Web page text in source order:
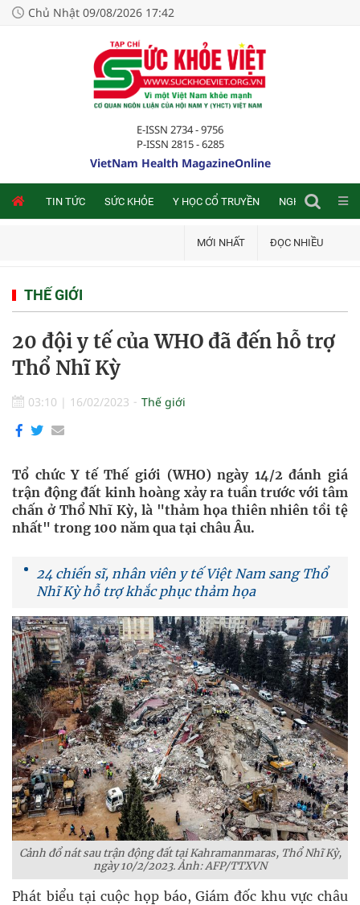
Chủ Nhật 09/08/2026 17:42
E-ISSN 2734 - 9756
P-ISSN 2815 - 6285
VietNam Health MagazineOnline
TIN TỨC SỨC KHỎE Y HỌC CỔ TRUYỀN NGHIÊN CỨU
MỚI NHẤT ĐỌC NHIỀU
THẾ GIỚI
20 đội y tế của WHO đã đến hỗ trợ
Thổ Nhĩ Kỳ
03:10 | 16/02/2023 Thế giới
Tổ chức Y tế Thế giới (WHO) ngày 14/2 đánh giá
trận động đất kinh hoàng xảy ra tuần trước với tâm
chấn ở Thổ Nhĩ Kỳ, là "thảm họa thiên nhiên tồi tệ
nhất" trong 100 năm qua tại châu Âu.
24 chiến sĩ, nhân viên y tế Việt Nam sang Thổ
Nhĩ Kỳ hỗ trợ khắc phục thảm họa
Cảnh đổ nát sau trận động đất tại Kahramanmaras, Thổ Nhĩ Kỳ,
ngày 10/2/2023. Ảnh: AFP/TTXVN
Phát biểu tại cuộc họp báo, Giám đốc khu vực châu